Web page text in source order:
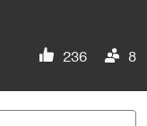
236 8